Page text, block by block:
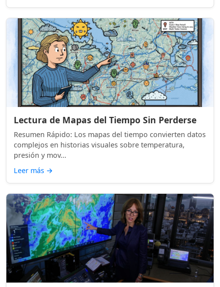
Lectura de Mapas del Tiempo Sin Perderse
Resumen Rápido: Los mapas del tiempo convierten datos
complejos en historias visuales sobre temperatura,
presión y mov...
Leer más →